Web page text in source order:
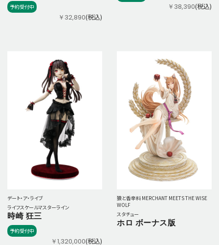
予約受付中
￥32,890(税込)
￥38,390(税込)
デート・ア・ライブ
ライフスケールマスターライン
時崎 狂三
予約受付中
￥1,320,000(税込)
狼と香辛料 MERCHANT MEETS THE WISE
WOLF
スタチュー
ホロ ボーナス版